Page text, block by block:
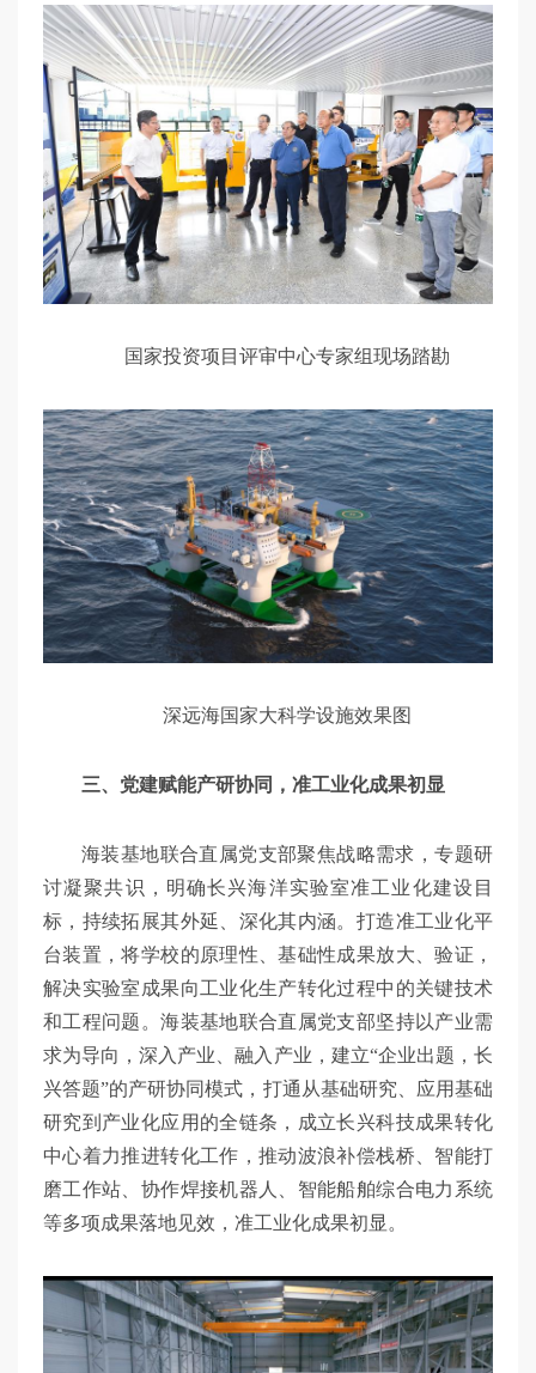
国家投资项目评审中心专家组现场踏勘
深远海国家大科学设施效果图
三、党建赋能产研协同，准工业化成果初显
海装基地联合直属党支部聚焦战略需求，专题研
讨凝聚共识，明确长兴海洋实验室准工业化建设目
标，持续拓展其外延、深化其内涵。打造准工业化平
台装置，将学校的原理性、基础性成果放大、验证，
解决实验室成果向工业化生产转化过程中的关键技术
和工程问题。海装基地联合直属党支部坚持以产业需
求为导向，深入产业、融入产业，建立“企业出题，长
兴答题”的产研协同模式，打通从基础研究、应用基础
研究到产业化应用的全链条，成立长兴科技成果转化
中心着力推进转化工作，推动波浪补偿栈桥、智能打
磨工作站、协作焊接机器人、智能船舶综合电力系统
等多项成果落地见效，准工业化成果初显。